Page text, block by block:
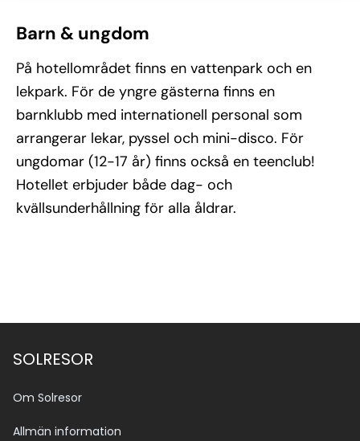
Barn & ungdom
På hotellområdet finns en vattenpark och en
lekpark. För de yngre gästerna finns en
barnklubb med internationell personal som
arrangerar lekar, pyssel och mini-disco. För
ungdomar (12-17 år) finns också en teenclub!
Hotellet erbjuder både dag- och
kvällsunderhållning för alla åldrar.
SOLRESOR
Om Solresor
Allmän information